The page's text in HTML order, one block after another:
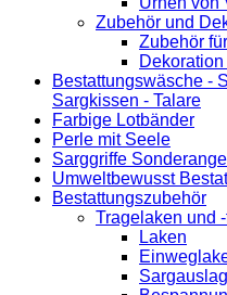
Zubehör und
Zubehör
Bestattungswäsche -
Sargkissen - Talare
Farbige Lotbänder
Perle mit Seele
Sarggriffe
Umweltbewusst
Bestattungszubehör
Tragelaken und
Laken